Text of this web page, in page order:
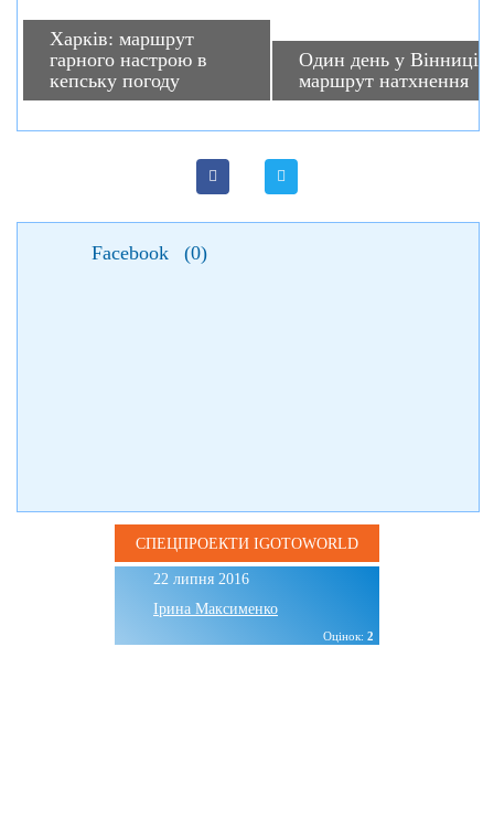
Харків: маршрут
гарного настрою в
кепську погоду
Один день у Вінниці:
маршрут натхнення
Facebook (0)
СПЕЦПРОЕКТИ IGOTOWORLD
22 липня 2016
Ірина Максименко
Оцінок: 2